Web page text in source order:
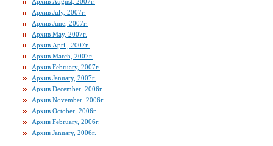
Архив July, 2007г.
Архив June, 2007г.
Архив May, 2007г.
Архив April, 2007г.
Архив March, 2007г.
Архив February, 2007г.
Архив January, 2007г.
Архив December, 2006г.
Архив November, 2006г.
Архив October, 2006г.
Архив February, 2006г.
Архив January, 2006г.